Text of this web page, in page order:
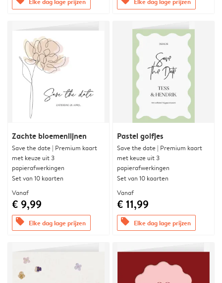
Zachte bloemenlijnen
Save the date | Premium kaart
met keuze uit 3
papierafwerkingen
Set van 10 kaarten
Vanaf
€ 9,99
offers Elke dag lage prijzen
Pastel golfjes
Save the date | Premium kaart
met keuze uit 3
papierafwerkingen
Set van 10 kaarten
Vanaf
€ 11,99
offers Elke dag lage prijzen